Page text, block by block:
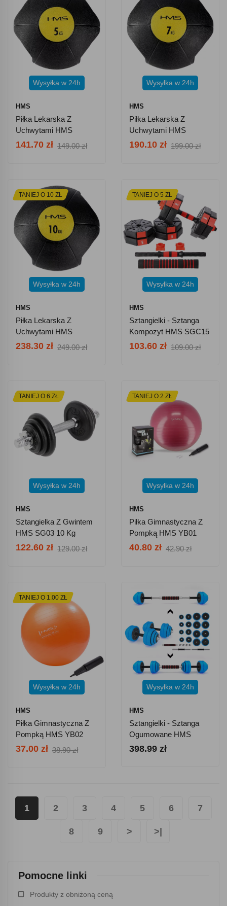
Pomocne linki
Produkty z obniżoną ceną
Wysyłka w 24h
HMS
Piłka Lekarska Z
Uchwytami HMS
NKU05 5 Kg
141.70 zł 149.00 zł
Wysyłka w 24h
HMS
Piłka Lekarska Z
Uchwytami HMS
NKU07 7 Kg
190.10 zł 199.00 zł
TANIEJ O 10 ZŁ
Wysyłka w 24h
HMS
Piłka Lekarska Z
Uchwytami HMS
NKU10 10 Kg
238.30 zł 249.00 zł
TANIEJ O 5 ZŁ
Wysyłka w 24h
HMS
Sztangielki - Sztanga
Kompozyt HMS SGC15
15 Kg
103.60 zł 109.00 zł
TANIEJ O 6 ZŁ
Wysyłka w 24h
HMS
Sztangielka Z Gwintem
HMS SG03 10 Kg
122.60 zł 129.00 zł
TANIEJ O 2 ZŁ
Wysyłka w 24h
HMS
Piłka Gimnastyczna Z
Pompką HMS YB01
Plum 65 Cm - Śliwka
40.80 zł 42.90 zł
TANIEJ O 1.00 ZŁ
Wysyłka w 24h
HMS
Piłka Gimnastyczna Z
Pompką HMS YB02
Anti-Burst 55 Cm -
37.00 zł 38.90 zł
Wysyłka w 24h
HMS
Sztangielki - Sztanga
Ogumowane HMS
SGG30BAR 2x15 Kg
398.99 zł
1 2 3 4 5 6 7
8 9 > >|